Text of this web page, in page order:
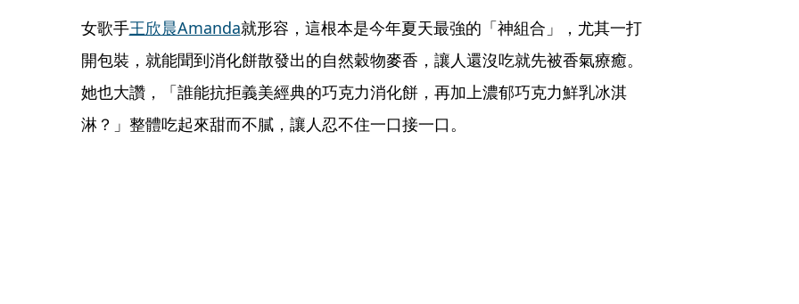
女歌手王欣晨Amanda就形容，這根本是今年夏天最強的「神組合」，尤其一打
開包裝，就能聞到消化餅散發出的自然穀物麥香，讓人還沒吃就先被香氣療癒。
她也大讚，「誰能抗拒義美經典的巧克力消化餅，再加上濃郁巧克力鮮乳冰淇
淋？」整體吃起來甜而不膩，讓人忍不住一口接一口。